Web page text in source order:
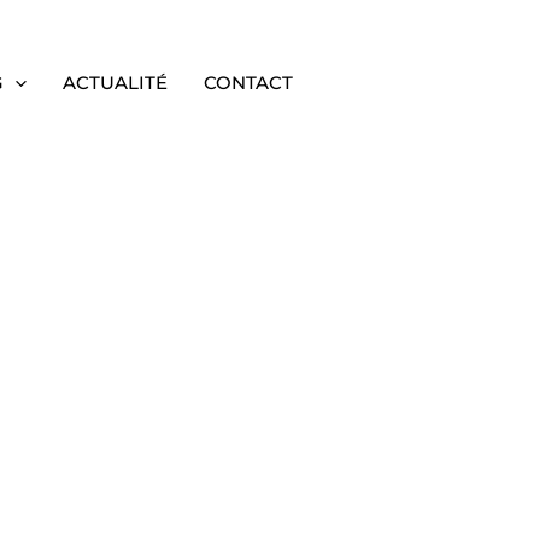
ACTUALITÉ CONTACT